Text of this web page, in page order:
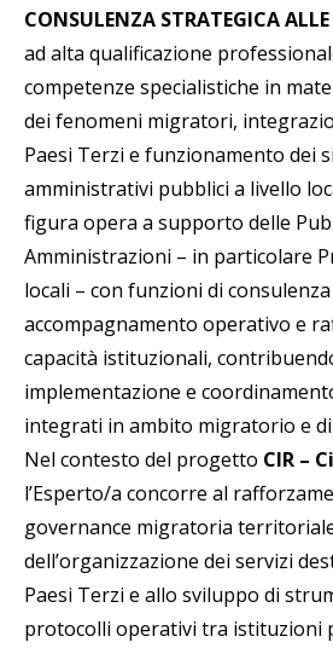
CONSULENZA STRATEGICA
ad alta qualificazione
competenze specialistiche in
dei fenomeni migratori,
Paesi Terzi e funzionamento dei
amministrativi pubblici a livello
figura opera a supporto delle
Amministrazioni – in particolare
locali – con funzioni di
accompagnamento operativo e
capacità istituzionali,
implementazione e
integrati in ambito migratorio e di
Nel contesto del progetto CIR –
l’Esperto/a concorre al
governance migratoria
dell’organizzazione dei servizi
Paesi Terzi e allo sviluppo di
protocolli operativi tra istituzioni